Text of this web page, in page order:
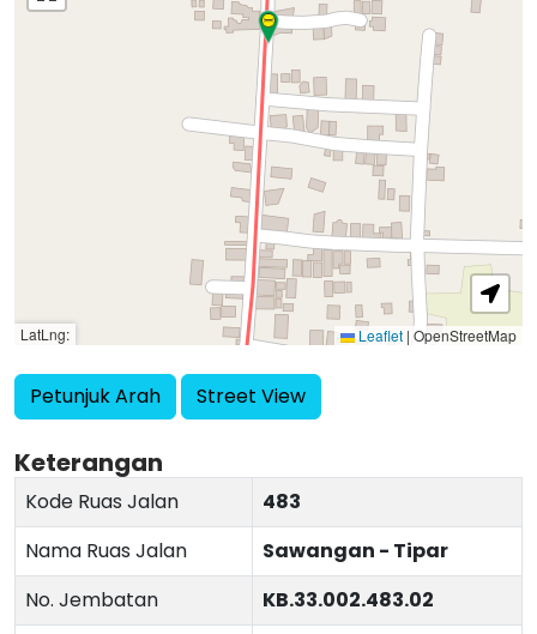
LatLng: Leaflet | OpenStreetMap
Petunjuk Arah Street View
Keterangan
Kode Ruas Jalan
483
Nama Ruas Jalan
Sawangan - Tipar
No. Jembatan
KB.33.002.483.02